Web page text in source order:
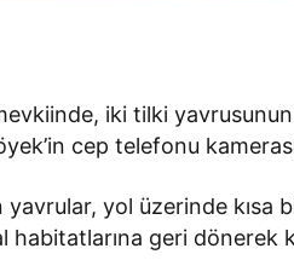
iki tilki
cep telefonu
yol üzerinde kısa
habitatlarına geri dönerek